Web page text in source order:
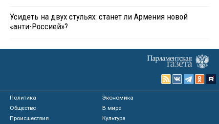
Усидеть на двух стульях: станет ли Армения новой
«анти-Россией»?
Политика
Экономика
Общество
В мире
Происшествия
Культура